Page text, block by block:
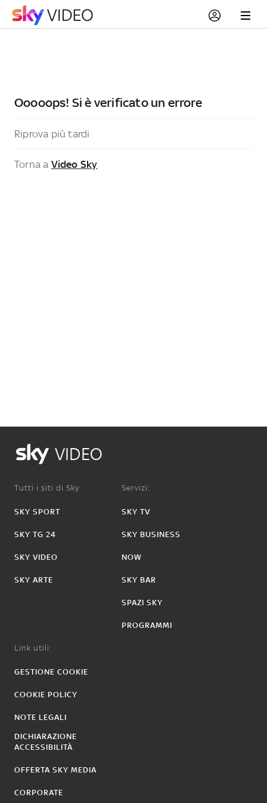
Ooooops! Si è verificato un errore
Riprova più tardi
Torna a Video Sky
VIDEO
Tutti i siti di Sky:
SKY SPORT
SKY TG 24
SKY VIDEO
SKY ARTE
Servizi:
SKY TV
SKY BUSINESS
NOW
SKY BAR
SPAZI SKY
PROGRAMMI
Link utili:
GESTIONE COOKIE
COOKIE POLICY
NOTE LEGALI
DICHIARAZIONE
ACCESSIBILITÀ
OFFERTA SKY MEDIA
CORPORATE